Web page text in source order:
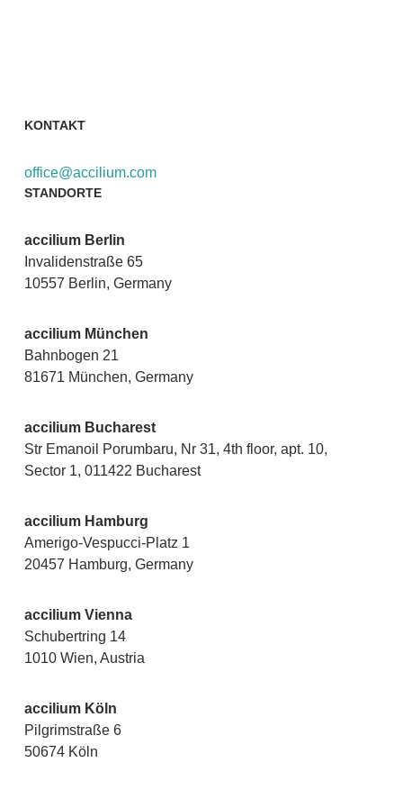
KONTAKT
office@accilium.com
STANDORTE
accilium Berlin
Invalidenstraße 65
10557 Berlin, Germany
accilium München
Bahnbogen 21
81671 München, Germany
accilium Bucharest
Str Emanoil Porumbaru, Nr 31, 4th floor, apt. 10,
Sector 1, 011422 Bucharest
accilium Hamburg
Amerigo-Vespucci-Platz 1
20457 Hamburg, Germany
accilium Vienna
Schubertring 14
1010 Wien, Austria
accilium Köln
Pilgrimstraße 6
50674 Köln